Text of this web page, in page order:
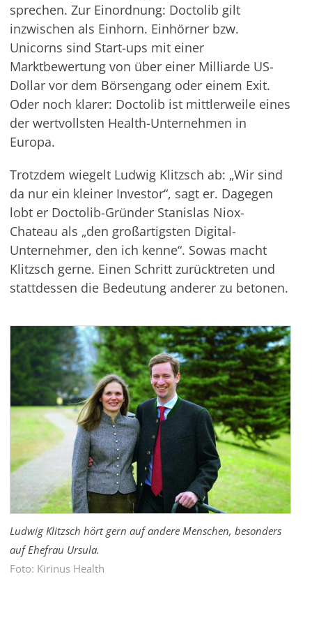
sprechen. Zur Einordnung: Doctolib gilt
inzwischen als Einhorn. Einhörner bzw.
Unicorns sind Start-ups mit einer
Marktbewertung von über einer Milliarde US-
Dollar vor dem Börsengang oder einem Exit.
Oder noch klarer: Doctolib ist mittlerweile eines
der wertvollsten Health-Unternehmen in
Europa.
Trotzdem wiegelt Ludwig Klitzsch ab: „Wir sind
da nur ein kleiner Investor“, sagt er. Dagegen
lobt er Doctolib-Gründer Stanislas Niox-
Chateau als „den großartigsten Digital-
Unternehmer, den ich kenne“. Sowas macht
Klitzsch gerne. Einen Schritt zurücktreten und
stattdessen die Bedeutung anderer zu betonen.
Ludwig Klitzsch hört gern auf andere Menschen, besonders
auf Ehefrau Ursula.
Foto: Kirinus Health